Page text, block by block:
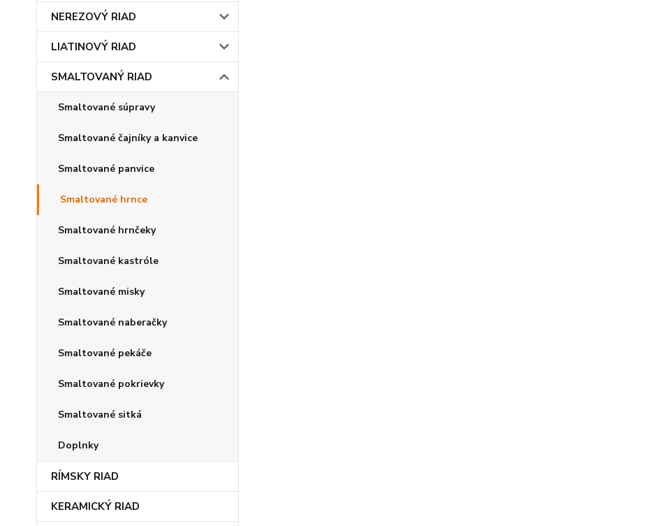
NEREZOVÝ RIAD
LIATINOVÝ RIAD
SMALTOVANÝ RIAD
Smaltované súpravy
Smaltované čajníky a kanvice
Smaltované panvice
Smaltované hrnce
Smaltované hrnčeky
Smaltované kastróle
Smaltované misky
Smaltované naberačky
Smaltované pekáče
Smaltované pokrievky
Smaltované sitká
Doplnky
RÍMSKY RIAD
KERAMICKÝ RIAD